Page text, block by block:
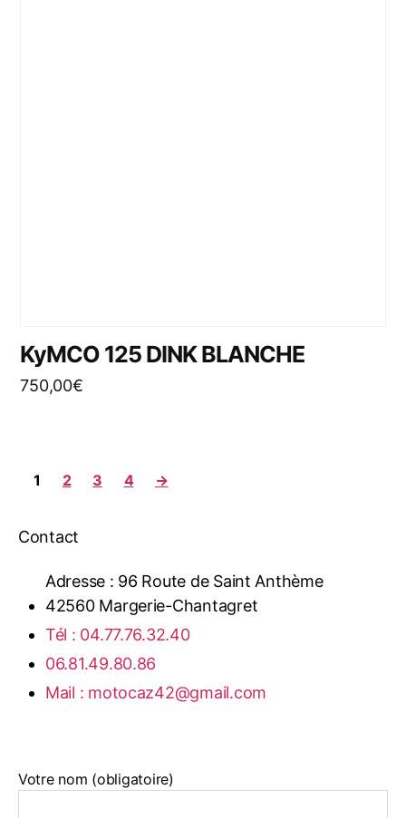
KyMCO 125 DINK BLANCHE
750,00€
1 2 3 4 →
Contact
Adresse : 96 Route de Saint Anthème
42560 Margerie-Chantagret
Tél : 04.77.76.32.40
06.81.49.80.86
Mail : motocaz42@gmail.com
Votre nom (obligatoire)